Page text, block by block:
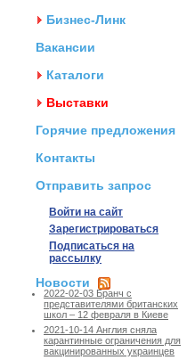
Бизнес-Линк
Вакансии
Каталоги
Выставки
Горячие предложения
Контакты
Отправить запрос
Войти на сайт
Зарегистрироваться
Подписаться на
рассылку
Новости
2022-02-03 Бранч с
представителями британских
школ – 12 февраля в Киеве
2021-10-14 Англия сняла
карантинные ограничения для
вакцинированных украинцев